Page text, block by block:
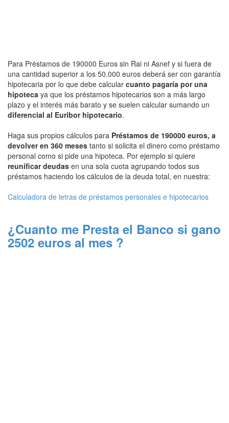
Para Préstamos de 190000 Euros sin Rai ni Asnef y si fuera de
una cantidad superior a los 50.000 euros deberá ser con garantía
hipotecaria por lo que debe calcular cuanto pagaría por una
hipoteca ya que los préstamos hipotecarios son a más largo
plazo y el interés más barato y se suelen calcular sumando un
diferencial al Euribor hipotecario.
Haga sus propios cálculos para Préstamos de 190000 euros, a
devolver en 360 meses tanto si solicita el dinero como préstamo
personal como si pide una hipoteca. Por ejemplo si quiere
reunificar deudas en una sola cuota agrupando todos sus
préstamos haciendo los cálculos de la deuda total, en nuestra:
Calculadora de letras de préstamos personales e hipotecarios
¿Cuanto me Presta el Banco si gano
2502 euros al mes ?